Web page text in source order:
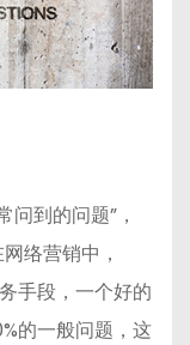
到的问题”，
络营销中，
手段，一个好的
的一般问题，这